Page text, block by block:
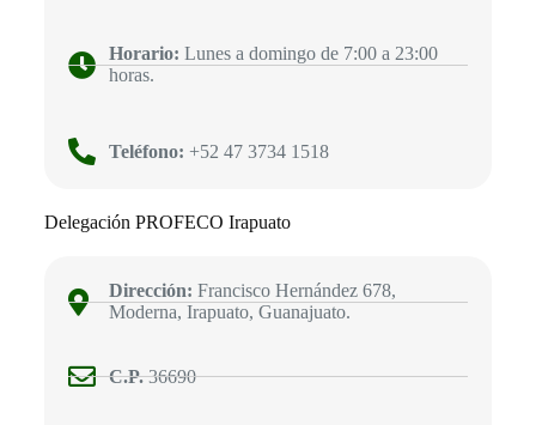
Horario: Lunes a domingo de 7:00 a 23:00
horas.
Teléfono: +52 47 3734 1518
Delegación PROFECO Irapuato
Dirección: Francisco Hernández 678,
Moderna, Irapuato, Guanajuato.
C.P.36690